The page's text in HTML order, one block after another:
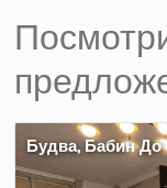
Будва, Бабин До